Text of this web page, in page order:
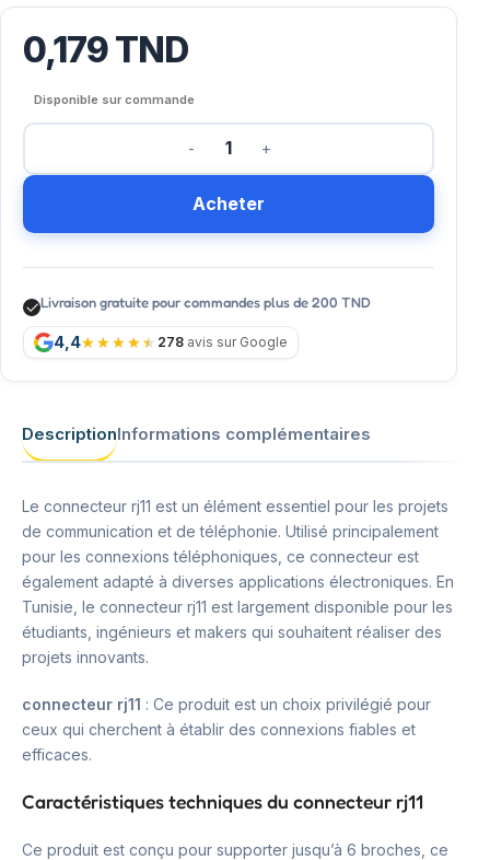
0,179TND
Disponible sur commande
Acheter
Livraison gratuite pour commandes plus de 200 TND
4,4 278 avis sur Google
DescriptionInformations complémentaires
Le connecteur rj11 est un élément essentiel pour les projets
de communication et de téléphonie. Utilisé principalement
pour les connexions téléphoniques, ce connecteur est
également adapté à diverses applications électroniques. En
Tunisie, le connecteur rj11 est largement disponible pour les
étudiants, ingénieurs et makers qui souhaitent réaliser des
projets innovants.
connecteur rj11 : Ce produit est un choix privilégié pour
ceux qui cherchent à établir des connexions fiables et
efficaces.
Caractéristiques techniques du connecteur rj11
Ce produit est conçu pour supporter jusqu’à 6 broches, ce